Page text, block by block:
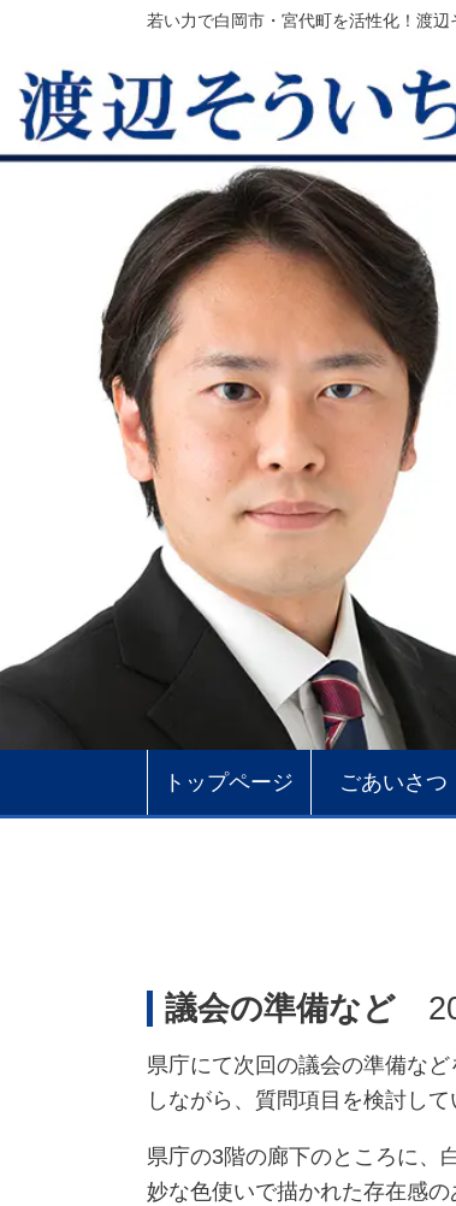
若い力で白岡市・宮代町を活性化！渡辺
トップページ ごあいさつ
議会の準備など
県庁にて次回の議会の準備な
しながら、質問項目を検討して
県庁の3階の廊下のところに、
妙な色使いで描かれた存在感の